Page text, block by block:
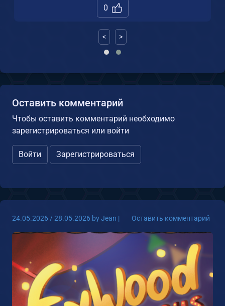
0
< >
Оставить комментарий
Чтобы оставить комментарий необходимо
зарегистрироваться или войти
Войти Зарегистрироваться
24.05.2026 / 28.05.2026 byJean | Оставить комментарий